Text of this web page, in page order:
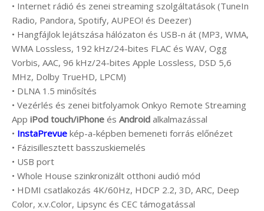
• Internet rádió és zenei streaming szolgáltatások (TuneIn
Radio, Pandora, Spotify, AUPEO! és Deezer)
• Hangfájlok lejátszása hálózaton és USB-n át (MP3, WMA,
WMA Lossless, 192 kHz/24-bites FLAC és WAV, Ogg
Vorbis, AAC, 96 kHz/24-bites Apple Lossless, DSD 5,6
MHz, Dolby TrueHD, LPCM)
• DLNA 1.5 minősítés
• Vezérlés és zenei bitfolyamok Onkyo Remote Streaming
App iPod touch/iPhone és Android alkalmazással
• InstaPrevue kép-a-képben bemeneti forrás előnézet
• Fázisillesztett basszuskiemelés
• USB port
• Whole House szinkronizált otthoni audió mód
• HDMI csatlakozás 4K/60Hz, HDCP 2.2, 3D, ARC, Deep
Color, x.v.Color, Lipsync és CEC támogatással